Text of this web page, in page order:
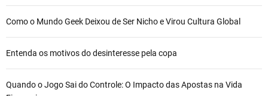
Como o Mundo Geek Deixou de Ser Nicho e Virou Cultura Global
Entenda os motivos do desinteresse pela copa
Quando o Jogo Sai do Controle: O Impacto das Apostas na Vida